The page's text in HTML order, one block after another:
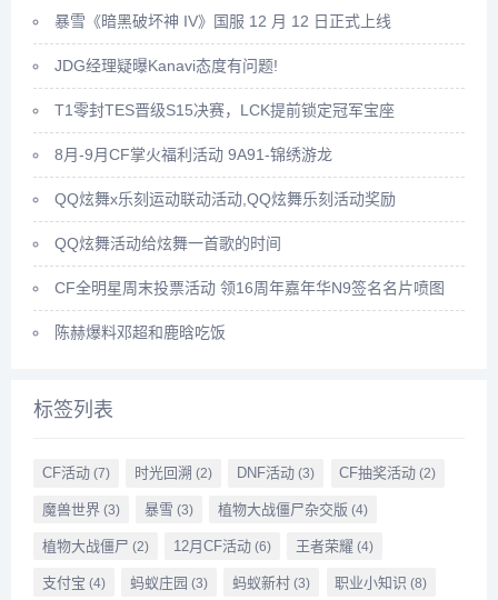
暴雪《暗黑破坏神 IV》国服 12 月 12 日正式上线
JDG经理疑曝Kanavi态度有问题!
T1零封TES晋级S15决赛，LCK提前锁定冠军宝座
8月-9月CF掌火福利活动 9A91-锦绣游龙
QQ炫舞x乐刻运动联动活动,QQ炫舞乐刻活动奖励
QQ炫舞活动给炫舞一首歌的时间
CF全明星周末投票活动 领16周年嘉年华N9签名名片喷图
陈赫爆料邓超和鹿晗吃饭
标签列表
CF活动(7) 时光回溯 (2) DNF活动 (3) CF抽奖活动 (2)
魔兽世界(3) 暴雪 (3) 植物大战僵尸杂交版 (4)
植物大战僵尸 (2) 12月CF活动(6) 王者荣耀 (4)
支付宝 (4) 蚂蚁庄园 (3) 蚂蚁新村 (3) 职业小知识 (8)